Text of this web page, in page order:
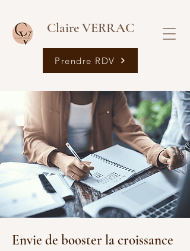
Claire VERRAC
Prendre RDV
Envie de booster la croissance